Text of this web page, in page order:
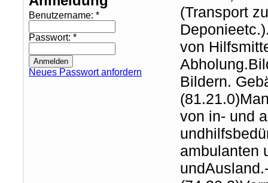
Benutzername: *
Passwort: *
Neues Passwort anfordern
(Transport
von
Bildern.
von in- und
ambulanten